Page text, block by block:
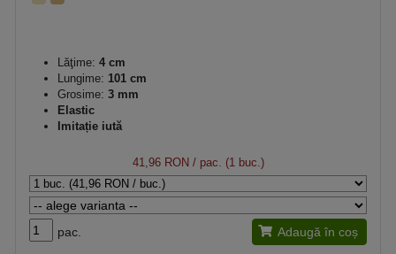
Lăţime: 4 cm
Lungime: 101 cm
Grosime: 3 mm
Elastic
Imitație iută
41,96 RON / pac. (1 buc.)
pac. Adaugă în coș